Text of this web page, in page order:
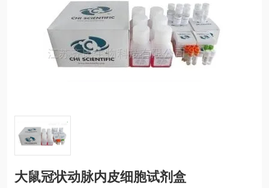
大鼠冠状动脉内皮细胞试剂盒